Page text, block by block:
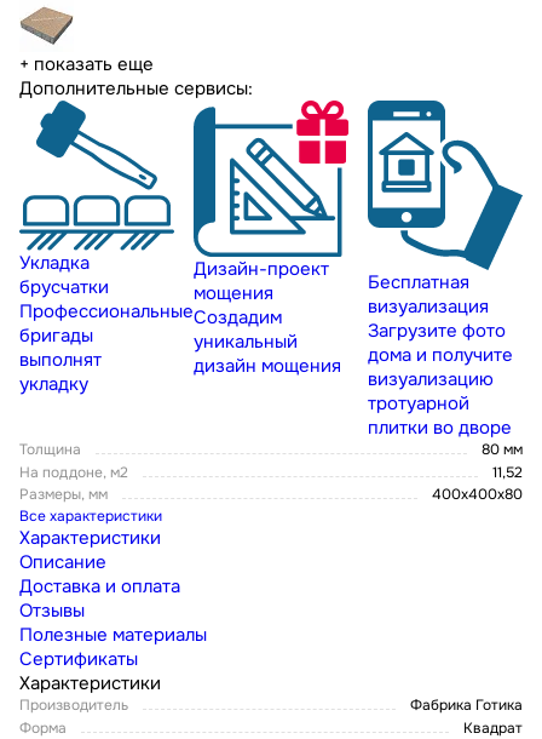
+ показать еще
Дополнительные сервисы:
Укладка
брусчатки
Профессиональные
бригады
выполнят
укладку
Дизайн-проект
мощения
Создадим
уникальный
дизайн мощения
Бесплатная
визуализация
Загрузите фото
дома и получите
визуализацию
тротуарной
плитки во дворе
Толщина
80 мм
На поддоне, м2
11,52
Размеры, мм
400х400х80
Все характеристики
Характеристики
Описание
Доставка и оплата
Отзывы
Полезные материалы
Сертификаты
Характеристики
Производитель
Фабрика Готика
Форма
Квадрат